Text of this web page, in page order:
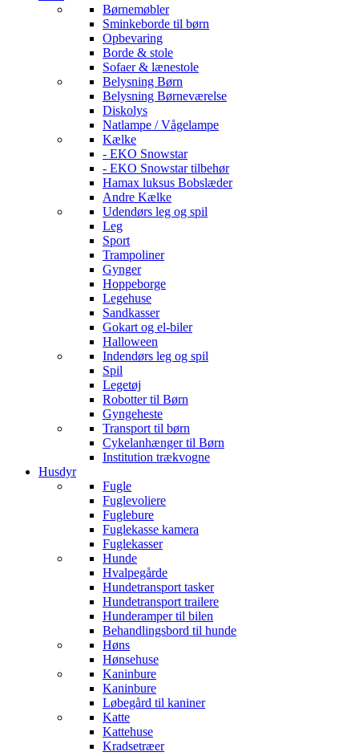
Børnemøbler
Sminkeborde til børn
Opbevaring
Borde & stole
Sofaer & lænestole
Belysning Børn
Belysning Børneværelse
Diskolys
Natlampe / Vågelampe
Kælke
- EKO Snowstar
- EKO Snowstar tilbehør
Hamax luksus Bobslæder
Andre Kælke
Udendørs leg og spil
Leg
Sport
Trampoliner
Gynger
Hoppeborge
Legehuse
Sandkasser
Gokart og el-biler
Halloween
Indendørs leg og spil
Spil
Legetøj
Robotter til Børn
Gyngeheste
Transport til børn
Cykelanhænger til Børn
Institution trækvogne
Husdyr
Fugle
Fuglevoliere
Fuglebure
Fuglekasse kamera
Fuglekasser
Hunde
Hvalpegårde
Hundetransport tasker
Hundetransport trailere
Hunderamper til bilen
Behandlingsbord til hunde
Høns
Hønsehuse
Kaninbure
Kaninbure
Løbegård til kaniner
Katte
Kattehuse
Kradsetræer